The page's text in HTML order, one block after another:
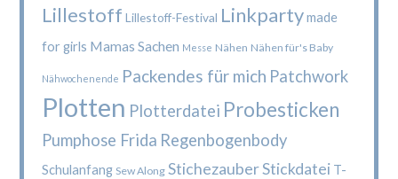
Lillestoff Lillestoff-Festival Linkpartymade
for girls Mamas Sachen Messe Nähen Nähen für's Baby
Nähwochenende Packendes für mich Patchwork
Plotten Plotterdatei Probesticken
Pumphose Frida Regenbogenbody
Schulanfang Sew Along StichezauberStickdatei T-